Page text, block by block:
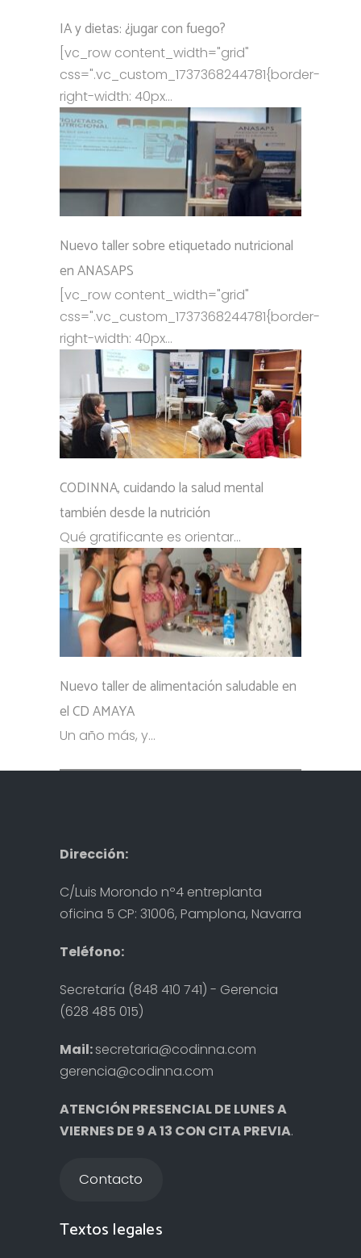
IA y dietas: ¿jugar con fuego?
[vc_row content_width="grid"
css=".vc_custom_1737368244781{border-
right-width: 40px...
Nuevo taller sobre etiquetado nutricional
en ANASAPS
[vc_row content_width="grid"
css=".vc_custom_1737368244781{border-
right-width: 40px...
CODINNA, cuidando la salud mental
también desde la nutrición
Qué gratificante es orientar...
Nuevo taller de alimentación saludable en
el CD AMAYA
Un año más, y...
Dirección:
C/Luis Morondo nº4 entreplanta
oficina 5 CP: 31006, Pamplona, Navarra
Teléfono:
Secretaría (848 410 741) - Gerencia
(628 485 015)
Mail:secretaria@codinna.com
gerencia@codinna.com
ATENCIÓN PRESENCIAL DE LUNES A
VIERNES DE 9 A 13 CON CITA PREVIA.
Contacto
Textos legales